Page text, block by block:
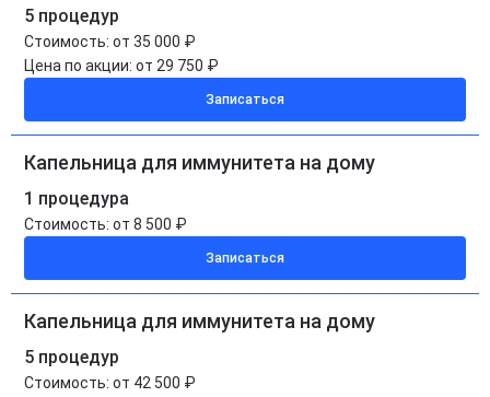
5 процедур
Стоимость: от 35 000 ₽
Цена по акции: от 29 750 ₽
Записаться
Капельница для иммунитета на дому
1 процедура
Стоимость: от 8 500 ₽
Записаться
Капельница для иммунитета на дому
5 процедур
Стоимость: от 42 500 ₽